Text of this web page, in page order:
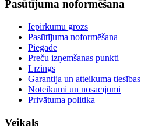
Pasūtījuma noformēšana
Iepirkumu grozs
Pasūtījuma noformēšana
Piegāde
Preču izņemšanas punkti
Līzings
Garantija un atteikuma tiesības
Noteikumi un nosacījumi
Privātuma politika
Veikals